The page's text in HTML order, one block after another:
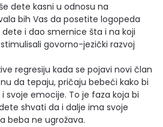
dete kasni u odnosu na
bih Vas da posetite logopeda
i dao smernice šta i na koji
govorno-jezički razvoj
regresiju kada se pojavi novi član
da tepaju, pričaju bebeći kako bi
svoje emocije. To je faza koja bi
shvati da i dalje ima svoje
beba ne ugrožava.